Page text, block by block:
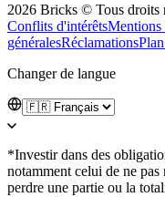
2026 Bricks © Tous droits
Conflits d'intérêtsMentions
généralesRéclamations
Changer de langue
*Investir dans des
notamment celui de ne
perdre une partie ou la